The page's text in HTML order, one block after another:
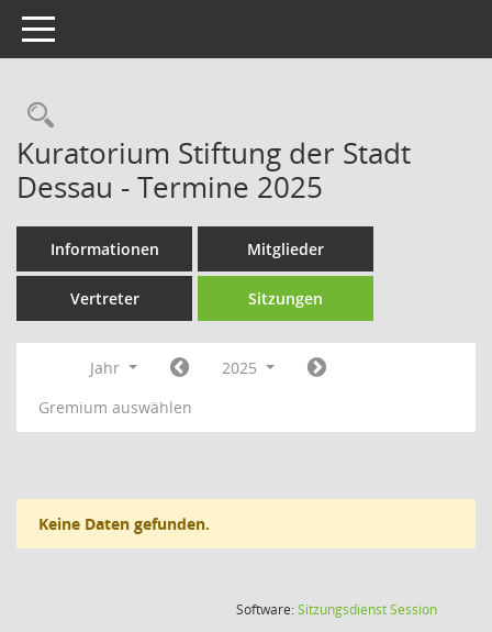
Toggle navigation
Rechercheauswahl
Kuratorium Stiftung der Stadt
Dessau - Termine 2025
Informationen Mitglieder
Vertreter Sitzungen
Jahr
2025
Gremium auswählen
Keine Daten gefunden.
Software:SitzungsdienstSession(Wird in